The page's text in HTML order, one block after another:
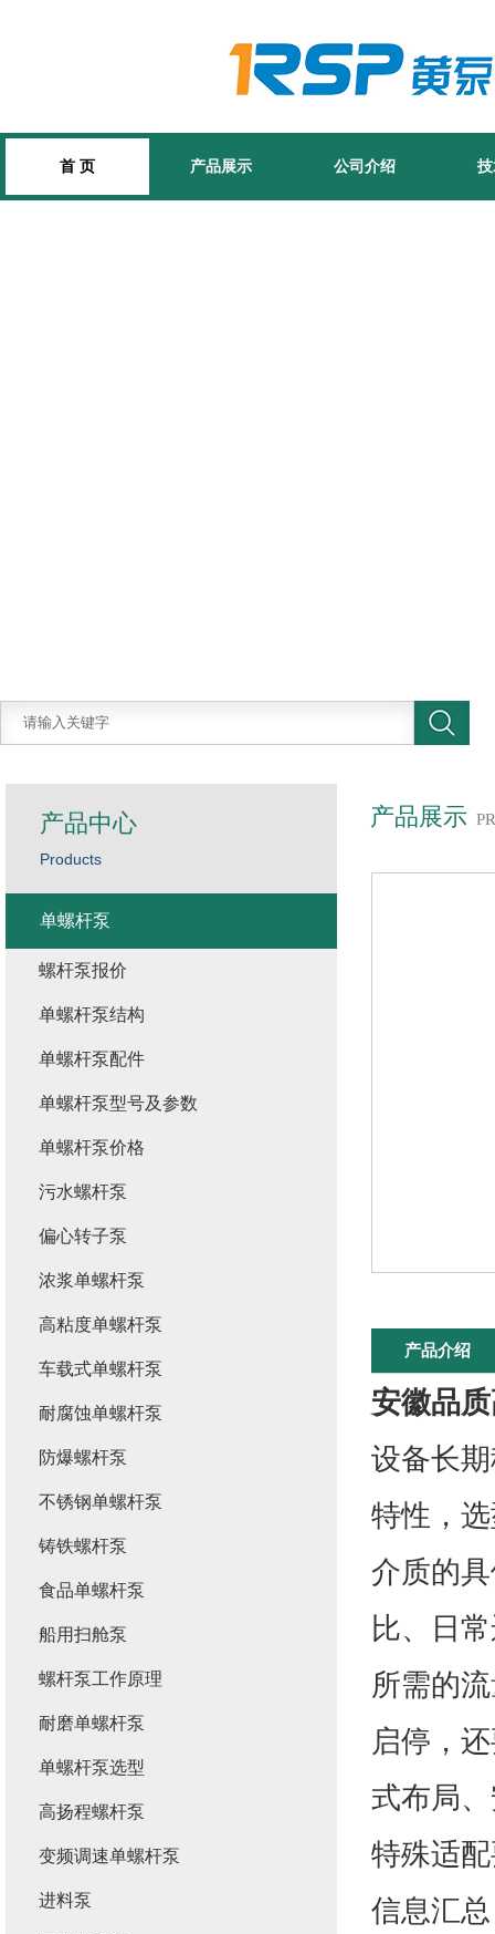
首 页 产品展示 公司介绍
产品展示
产品介绍
安徽品
设备长
特性，
介质的
比、日
所需的
启停，
式布局
特殊适
信息汇
产品中心
Products
单螺杆泵
螺杆泵报价
单螺杆泵结构
单螺杆泵配件
单螺杆泵型号及参数
单螺杆泵价格
污水螺杆泵
偏心转子泵
浓浆单螺杆泵
高粘度单螺杆泵
车载式单螺杆泵
耐腐蚀单螺杆泵
防爆螺杆泵
不锈钢单螺杆泵
铸铁螺杆泵
食品单螺杆泵
船用扫舱泵
螺杆泵工作原理
耐磨单螺杆泵
单螺杆泵选型
高扬程螺杆泵
变频调速单螺杆泵
进料泵